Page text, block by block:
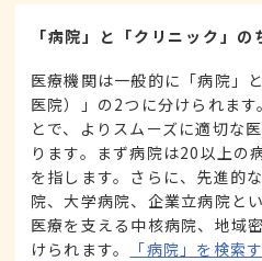
「病院」と「クリニック」の
医療機関は一般的に「病院」
医院）」の2つに分けられま
とで、よりスムーズに適切な
ります。まず病院は20以上の
を指します。さらに、先進的
院、大学病院、企業立病院と
医療を支える中核病院、地域
けられます。
「病院」を検索